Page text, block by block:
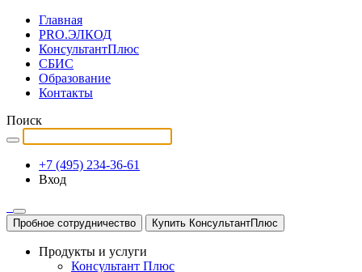
Главная
PRO.ЭЛКОД
КонсультантПлюс
СБИС
Образование
Контакты
Поиск
+7 (495) 234-36-61
Вход
Пробное сотрудничество Купить КонсультантПлюс
Продукты и услуги
Консультант Плюс